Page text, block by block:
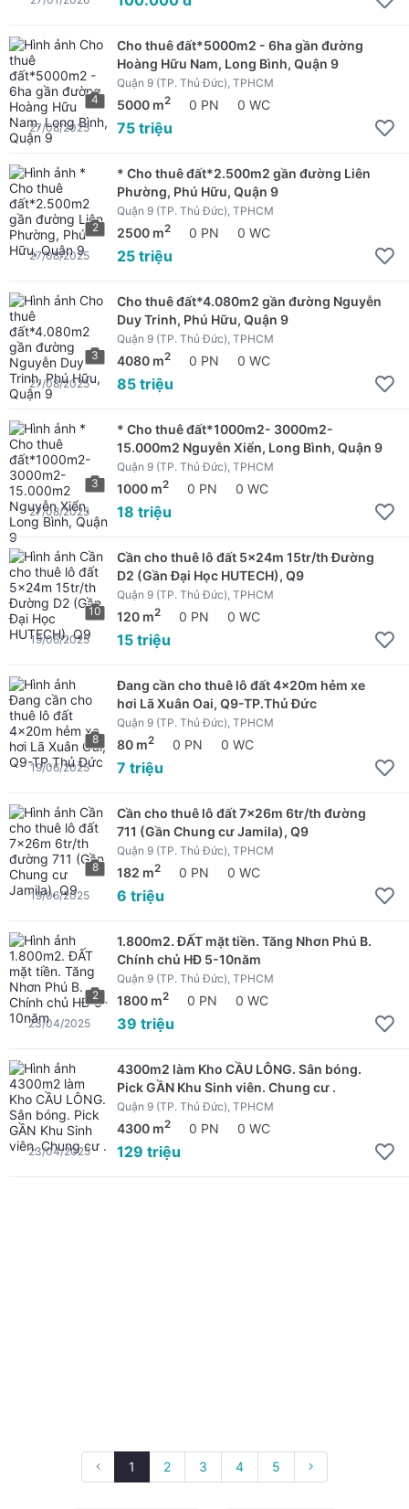
4
Cho thuê đất*5000m2 - 6ha gần đường
Hoàng Hữu Nam, Long Bình, Quận 9
Quận 9 (TP. Thủ Đức), TPHCM
5000 m2 0 PN 0 WC
75 triệu
27/08/2025
2
* Cho thuê đất*2.500m2 gần đường Liên
Phường, Phú Hữu, Quận 9
Quận 9 (TP. Thủ Đức), TPHCM
2500 m2 0 PN 0 WC
25 triệu
27/08/2025
3
Cho thuê đất*4.080m2 gần đường Nguyễn
Duy Trinh, Phú Hữu, Quận 9
Quận 9 (TP. Thủ Đức), TPHCM
4080 m2 0 PN 0 WC
85 triệu
27/08/2025
3
* Cho thuê đất*1000m2- 3000m2-
15.000m2 Nguyễn Xiển, Long Bình, Quận 9
Quận 9 (TP. Thủ Đức), TPHCM
1000 m2 0 PN 0 WC
18 triệu
27/08/2025
10
Cần cho thuê lô đất 5x24m 15tr/th Đường
D2 (Gần Đại Học HUTECH), Q9
Quận 9 (TP. Thủ Đức), TPHCM
120 m2 0 PN 0 WC
15 triệu
19/06/2025
8
Đang cần cho thuê lô đất 4x20m hẻm xe
hơi Lã Xuân Oai, Q9-TP.Thủ Đức
Quận 9 (TP. Thủ Đức), TPHCM
80 m2 0 PN 0 WC
7 triệu
19/06/2025
8
Cần cho thuê lô đất 7x26m 6tr/th đường
711 (Gần Chung cư Jamila), Q9
Quận 9 (TP. Thủ Đức), TPHCM
182 m2 0 PN 0 WC
6 triệu
19/06/2025
2
1.800m2. ĐẤT mặt tiền. Tăng Nhơn Phú B.
Chính chủ HĐ 5-10năm
Quận 9 (TP. Thủ Đức), TPHCM
1800 m2 0 PN 0 WC
39 triệu
23/04/2025
4300m2 làm Kho CẦU LÔNG. Sân bóng.
Pick GẦN Khu Sinh viên. Chung cư .
Quận 9 (TP. Thủ Đức), TPHCM
4300 m2 0 PN 0 WC
129 triệu
23/04/2025
1 2 3 4 5